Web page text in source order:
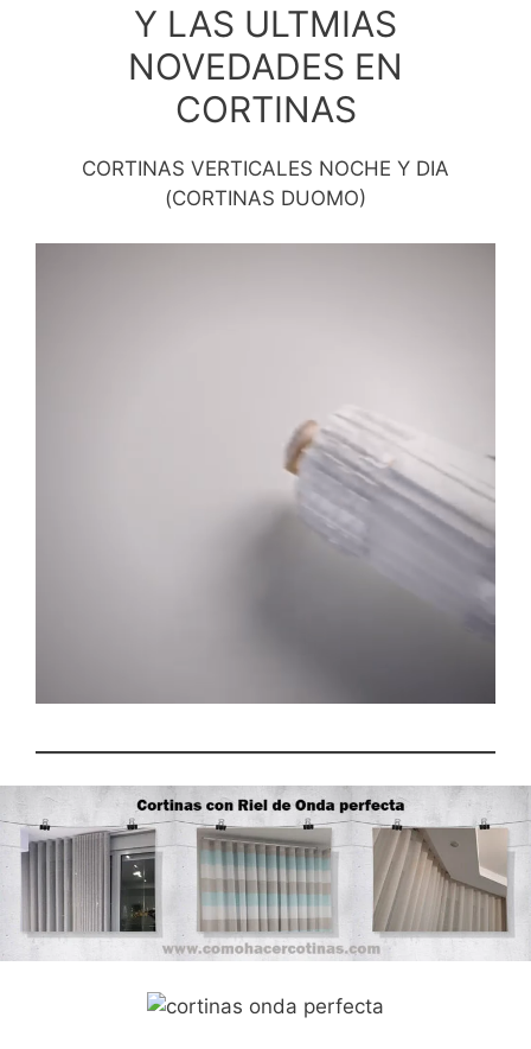
Y LAS ULTMIAS
NOVEDADES EN
CORTINAS
CORTINAS VERTICALES NOCHE Y DIA
(CORTINAS DUOMO)